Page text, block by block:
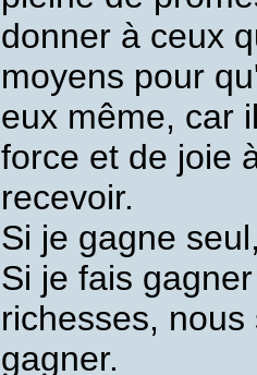
donner à ceux
moyens pour
eux même, car
force et de joie
recevoir.
Si je gagne
Si je fais
richesses,
gagner.